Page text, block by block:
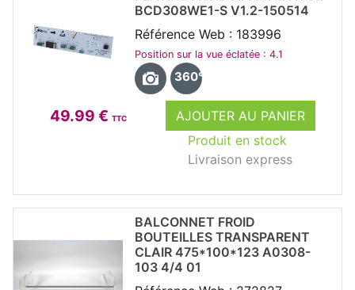
49.99 € TTC
AJOUTER AU PANIER
Produit en stock
Livraison express
BCD308WE1-S V1.2-150514
Référence Web : 183996
Position sur la vue éclatée : 4.1
360°
BALCONNET FROID
BOUTEILLES TRANSPARENT
CLAIR 475*100*123 A0308-
103 4/4 01